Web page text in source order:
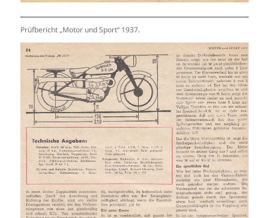
Prüfbericht „Motor und Sport“ 1937.